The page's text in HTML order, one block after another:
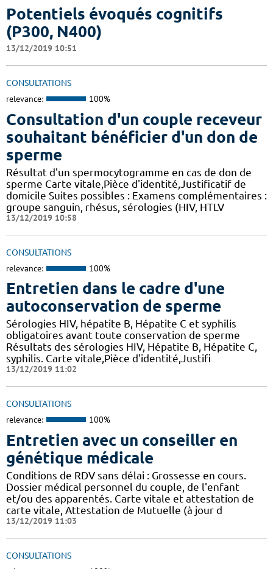
Potentiels évoqués cognitifs
(P300, N400)
13/12/2019 10:51
CONSULTATIONS
relevance: 100%
Consultation d'un couple receveur
souhaitant bénéficier d'un don de
sperme
Résultat d'un spermocytogramme en cas de don de
sperme Carte vitale,Pièce d'identité,Justificatif de
domicile Suites possibles : Examens complémentaires :
groupe sanguin, rhésus, sérologies (HIV, HTLV
13/12/2019 10:58
CONSULTATIONS
relevance: 100%
Entretien dans le cadre d'une
autoconservation de sperme
Sérologies HIV, hépatite B, Hépatite C et syphilis
obligatoires avant toute conservation de sperme
Résultats des sérologies HIV, Hépatite B, Hépatite C,
syphilis. Carte vitale,Pièce d'identité,Justifi
13/12/2019 11:02
CONSULTATIONS
relevance: 100%
Entretien avec un conseiller en
génétique médicale
Conditions de RDV sans délai : Grossesse en cours.
Dossier médical personnel du couple, de l'enfant
et/ou des apparentés. Carte vitale et attestation de
carte vitale, Attestation de Mutuelle (à jour d
13/12/2019 11:03
CONSULTATIONS